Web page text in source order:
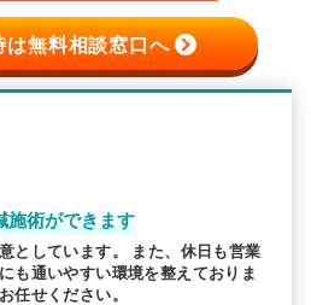
は無料相談窓口へ
施術ができます
としています。 また、休日も営業
も通いやすい環境を整えておりま
任せください。